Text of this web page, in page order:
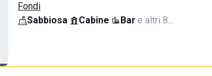
Fondi
Sabbiosa· Cabine· Bar·e altri 8…